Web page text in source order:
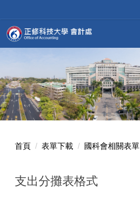
到
主
要
區
首頁 表單下載 國科會相關表單
支出分攤表格式